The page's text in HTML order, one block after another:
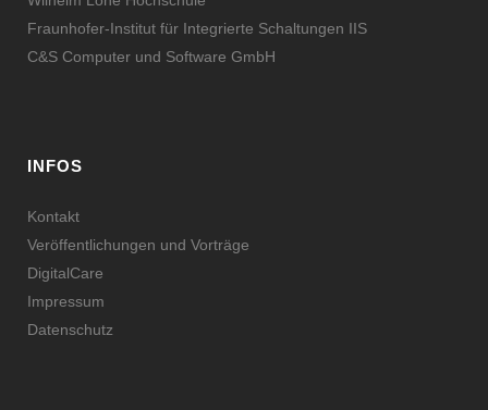
Fraunhofer-Institut für Integrierte Schaltungen IIS
C&S Computer und Software GmbH
INFOS
Kontakt
Veröffentlichungen und Vorträge
DigitalCare
Impressum
Datenschutz